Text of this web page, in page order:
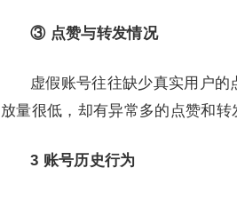
③ 点赞与转发情况
虚假账号往往缺少真实用户
放量很低，却有异常多的点赞和
3 账号历史行为